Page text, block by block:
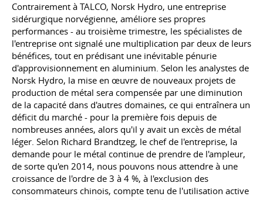
Contrairement à TALCO, Norsk Hydro, une entreprise
sidérurgique norvégienne, améliore ses propres
performances - au troisième trimestre, les spécialistes de
l'entreprise ont signalé une multiplication par deux de leurs
bénéfices, tout en prédisant une inévitable pénurie
d'approvisionnement en aluminium. Selon les analystes de
Norsk Hydro, la mise en œuvre de nouveaux projets de
production de métal sera compensée par une diminution
de la capacité dans d'autres domaines, ce qui entraînera un
déficit du marché - pour la première fois depuis de
nombreuses années, alors qu'il y avait un excès de métal
léger. Selon Richard Brandtzeg, le chef de l'entreprise, la
demande pour le métal continue de prendre de l'ampleur,
de sorte qu'en 2014, nous pouvons nous attendre à une
croissance de l'ordre de 3 à 4 %, à l'exclusion des
consommateurs chinois, compte tenu de l'utilisation active